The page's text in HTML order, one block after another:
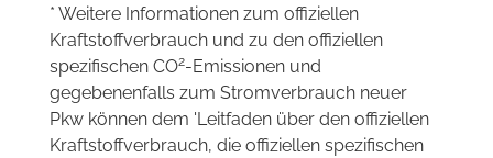
* Weitere Informationen zum offiziellen
Kraftstoffverbrauch und zu den offiziellen
spezifischen CO2-Emissionen und
gegebenenfalls zum Stromverbrauch neuer
Pkw können dem 'Leitfaden über den offiziellen
Kraftstoffverbrauch, die offiziellen spezifischen